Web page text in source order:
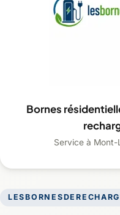
Bornes
Service à Mont-